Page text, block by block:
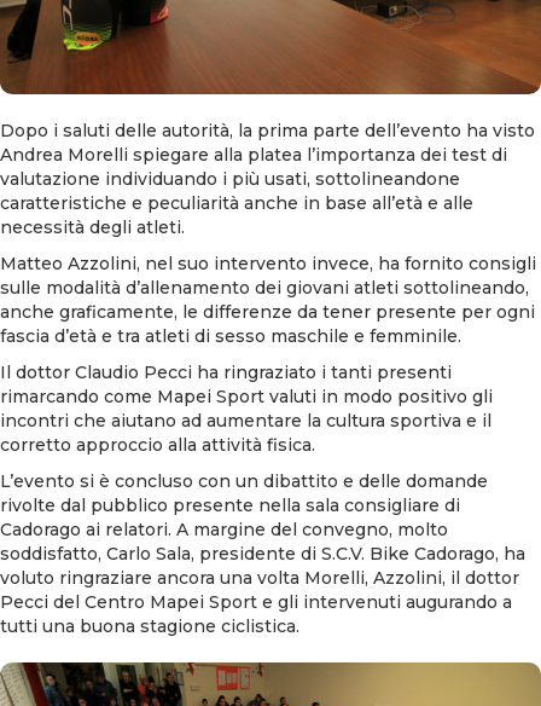
Dopo i saluti delle autorità, la prima parte dell’evento ha visto
Andrea Morelli spiegare alla platea l’importanza dei test di
valutazione individuando i più usati, sottolineandone
caratteristiche e peculiarità anche in base all’età e alle
necessità degli atleti.
Matteo Azzolini, nel suo intervento invece, ha fornito consigli
sulle modalità d’allenamento dei giovani atleti sottolineando,
anche graficamente, le differenze da tener presente per ogni
fascia d’età e tra atleti di sesso maschile e femminile.
Il dottor Claudio Pecci ha ringraziato i tanti presenti
rimarcando come Mapei Sport valuti in modo positivo gli
incontri che aiutano ad aumentare la cultura sportiva e il
corretto approccio alla attività fisica.
L’evento si è concluso con un dibattito e delle domande
rivolte dal pubblico presente nella sala consigliare di
Cadorago ai relatori. A margine del convegno, molto
soddisfatto, Carlo Sala, presidente di S.C.V. Bike Cadorago, ha
voluto ringraziare ancora una volta Morelli, Azzolini, il dottor
Pecci del Centro Mapei Sport e gli intervenuti augurando a
tutti una buona stagione ciclistica.